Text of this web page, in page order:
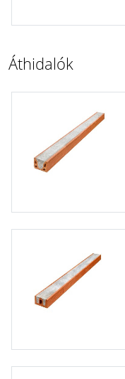
Áthidalók